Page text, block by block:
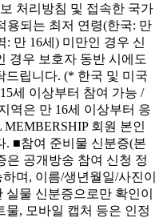
보 처리방침 및 접속한 국가
용되는 최저 연령(한국: 만
: 만 16세) 미만인 경우 신
경우 보호자 동반 시에도
드립니다. (* 한국 및 미국
세 이상부터 참여 가능 /
역은 만 16세 이상부터 응
회원 본인
. ■참여 준비물 신분증(본
은 공개방송 참여 신청 정
며, 이름/생년월일/사진이
물 신분증으로만 확인이
물, 모바일 캡처 등은 인정